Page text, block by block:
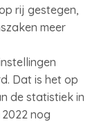
rij gestegen,
meer
Dat is het op
de statistiek in
nog